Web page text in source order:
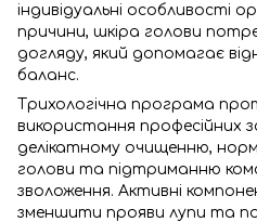
індивідуальні особливості
причини, шкіра голови
догляду, який допомагає
баланс.
Трихологічна програма
використання професійних
делікатному очищенню,
голови та підтриманню
зволоження. Активні
зменшити прояви лупи та